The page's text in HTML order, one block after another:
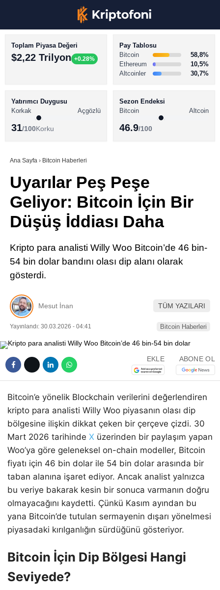
TikTok
LinkedIn
BİTCOİN HABERLERİ
ALTCOİN HABERLERİ
SÖZLÜK
Toplam Piyasa Değeri
$2,22 Trilyon +0.28%
Pay Tablosu
Bitcoin
58,8%
Ethereum
10,5%
Altcoinler
30,7%
Yatırımcı Duygusu
Korkak
Açgözlü
31/100Korku
Sezon Endeksi
Bitcoin
Altcoin
46.9/100
Ana Sayfa › Bitcoin Haberleri
Uyarılar Peş Peşe
Geliyor: Bitcoin İçin Bir
Düşüş İddiası Daha
Kripto para analisti Willy Woo Bitcoin’de 46 bin-
54 bin dolar bandını olası dip alanı olarak
gösterdi.
Mesut İnan TÜM YAZILARI
Yayınlandı: 30.03.2026 - 04:41 Bitcoin Haberleri
EKLE ABONE OL
Bitcoin’e yönelik Blockchain verilerini değerlendiren
kripto para analisti Willy Woo piyasanın olası dip
bölgesine ilişkin dikkat çeken bir çerçeve çizdi. 30
Mart 2026 tarihinde X üzerinden bir paylaşım yapan
Woo’ya göre geleneksel on-chain modeller, Bitcoin
fiyatı için 46 bin dolar ile 54 bin dolar arasında bir
taban alanına işaret ediyor. Ancak analist yalnızca
bu veriye bakarak kesin bir sonuca varmanın doğru
olmayacağını kaydetti. Çünkü Kasım ayından bu
yana Bitcoin’de tutulan sermayenin dışarı yönelmesi
piyasadaki kırılganlığın sürdüğünü gösteriyor.
Bitcoin İçin Dip Bölgesi Hangi
Seviyede?